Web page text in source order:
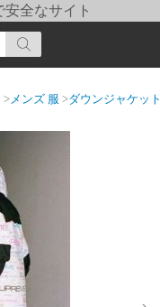
全なサイト
>メンズ 服 >ダウンジャケット